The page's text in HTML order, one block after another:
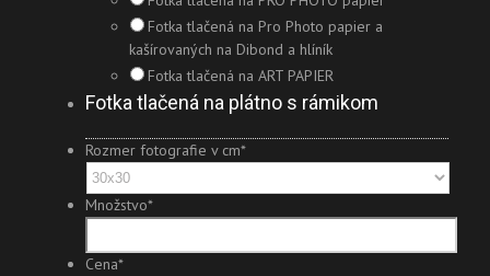
Fotka tlačená na Pro Photo papier a
kašírovaných na Dibond a hlíník
Fotka tlačená na ART PAPIER
Fotka tlačená na plátno s rámikom
Rozmer fotografie v cm*
Množstvo*
Cena*